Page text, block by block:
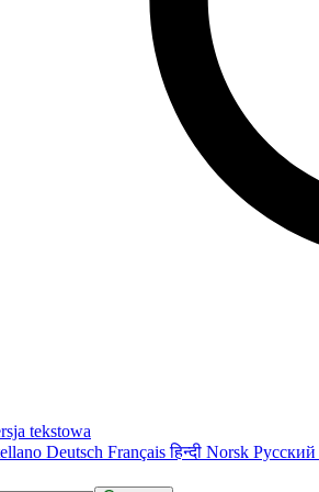
tekstowa
Deutsch Françaisहिन्दी Norsk Русский